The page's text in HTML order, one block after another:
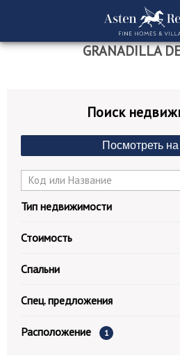
GRANADILLA
Поиск
Посмотреть на
Тип недвижимости
Стоимость
Спальни
Спец. предложения
Расположение 1